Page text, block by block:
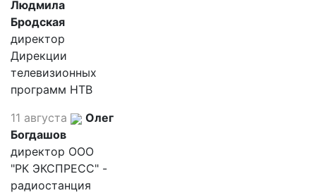
Людмила
Бродская
директор
Дирекции
телевизионных
программ НТВ
11 августа
Олег
Богдашов
директор ООО
"РК ЭКСПРЕСС" -
радиостанция